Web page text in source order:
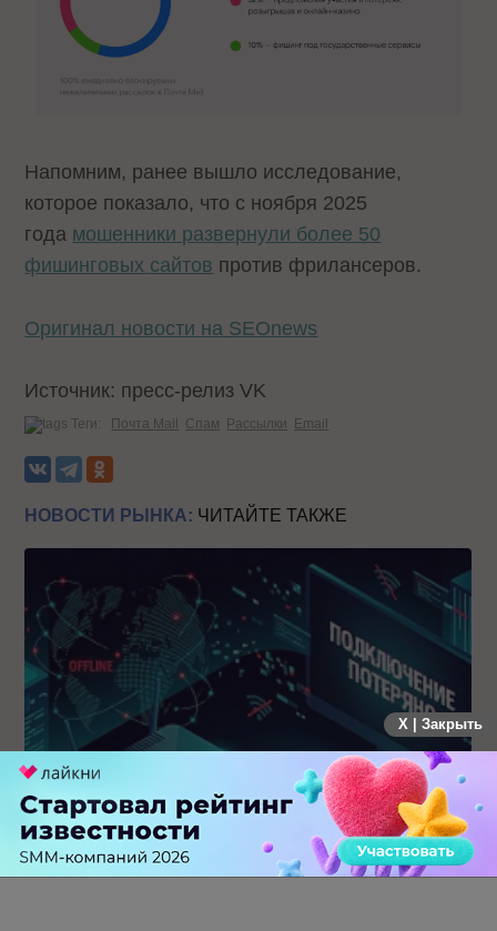
Напомним, ранее вышло исследование,
которое показало, что с ноября 2025
года мошенники развернули более 50
фишинговых сайтов против фрилансеров.
Оригинал новости на SEOnews
Источник: пресс-релиз VK
Теги: Почта Mail Спам Рассылки Email
НОВОСТИ РЫНКА: ЧИТАЙТЕ ТАКЖЕ
Крупнейший сбой в рунете: пользователи не могут
попасть на популярные сайты
X | Закрыть